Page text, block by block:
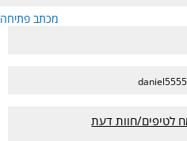
מכתב פתיחה
daniel5555
לטיפים/חוות דעת